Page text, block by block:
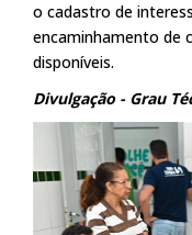
o cadastro de
encaminhamento de
disponíveis.
Divulgação - Grau